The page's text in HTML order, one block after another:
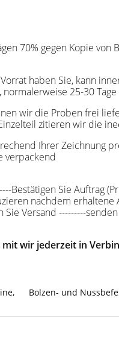
70% gegen Kopie von
Vorrat haben Sie, kann
normalerweise 25-30
wir die Proben frei
zitieren wir die
Ihrer Zeichnung
verpackend
Bestätigen Sie Auftrag
nachdem
Versand ---------
wir jederzeit in
, Bolzen- und